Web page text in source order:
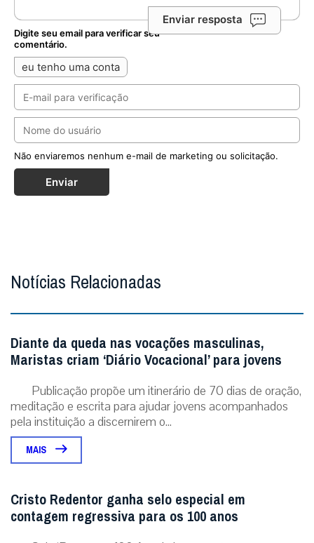
Enviar resposta
Digite seu email para verificar seu
comentário.
eu tenho uma conta
Não enviaremos nenhum e-mail de marketing ou solicitação.
Enviar
Notícias Relacionadas
Diante da queda nas vocações masculinas,
Maristas criam ‘Diário Vocacional’ para jovens
Publicação propõe um itinerário de 70 dias de oração,
meditação e escrita para ajudar jovens acompanhados
pela instituição a discernirem o...
MAIS
Cristo Redentor ganha selo especial em
contagem regressiva para os 100 anos